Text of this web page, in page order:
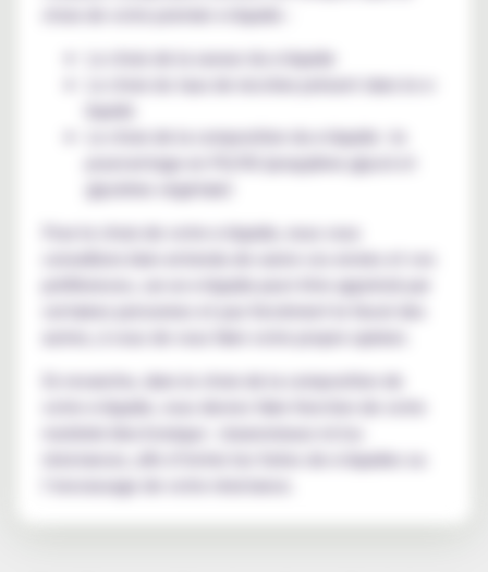
choix de votre premier e-liquide :
Le choix de la saveur du e-liquide
Le choix du taux de nicotine présent dans le e-
liquide
Le choix de la composition du e-liquide : le
pourcentage en PG/VG (propylène glycol et
glycérine végétale)
Pour le choix de votre e-liquide, nous vous
conseillons bien entendu de suivre vos envies et vos
préférences, car un e-liquide peut être apprécié par
autres, à vous de vous faire votre propre opinion.
En revanche, dans le choix de la composition de
votre e-liquide, vous devrez faire fonction de votre
matériel électronique : clearomiseur et/ou
résistances, afin d’éviter les fuites de e-liquides ou
l’encrassage de votre résistance.